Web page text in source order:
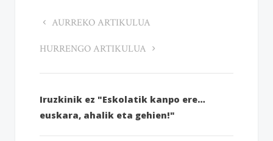
AURREKO ARTIKULUA
HURRENGO ARTIKULUA
Iruzkinik ez "Eskolatik kanpo ere…
euskara, ahalik eta gehien!"